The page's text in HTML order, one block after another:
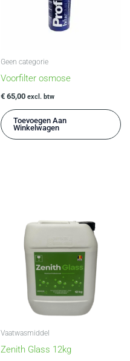
Geen categorie
Voorfilter osmose
€ 65,00 excl. btw
Toevoegen Aan
Winkelwagen
Vaatwasmiddel
Zenith Glass 12kg